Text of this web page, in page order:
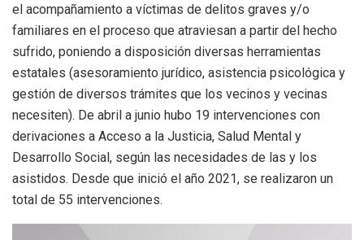
el acompañamiento a víctimas de delitos graves y/o
familiares en el proceso que atraviesan a partir del hecho
sufrido, poniendo a disposición diversas herramientas
estatales (asesoramiento jurídico, asistencia psicológica y
gestión de diversos trámites que los vecinos y vecinas
necesiten). De abril a junio hubo 19 intervenciones con
derivaciones a Acceso a la Justicia, Salud Mental y
Desarrollo Social, según las necesidades de las y los
asistidos. Desde que inició el año 2021, se realizaron un
total de 55 intervenciones.